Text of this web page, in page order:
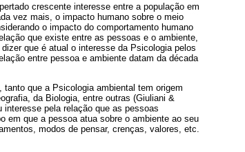
crescente interesse entre a população em
vez mais, o impacto humano sobre o meio
o impacto do comportamento humano
que existe entre as pessoas e o ambiente,
que é atual o interesse da Psicologia pelos
entre pessoa e ambiente datam da década
que a Psicologia ambiental tem origem
da Biologia, entre outras (Giuliani &
pela relação que as pessoas
em que a pessoa atua sobre o ambiente ao seu
modos de pensar, crenças, valores, etc.